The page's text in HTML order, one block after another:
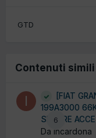
GTD
Contenuti simili
6
[FIAT
199A3000
SEMPRE
Da incardona